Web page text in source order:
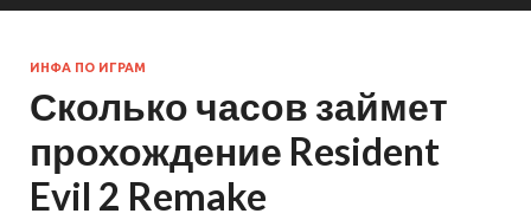
ИНФА ПО ИГРАМ
Сколько часов займет
прохождение Resident
Evil 2 Remake